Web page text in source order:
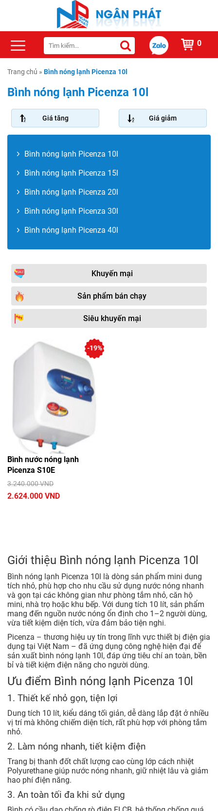
0
Trang chủ » Bình nóng lạnh Picenza 10l
Bình nóng lạnh Picenza 10l
Giá tăng Giá giảm
Bình nóng lạnh Picenza 10l
Bình nóng lạnh Picenza 15l
Bình nóng lạnh Picenza 20l
Bình nóng lạnh Picenza 30l
Bình nóng lạnh Picenza 40l
Khuyến mại
Sản phẩm bán chạy
Siêu khuyến mại
Bình nước nóng lạnh
Picenza S10E
3.240.000 VND
2.624.000 VND
-19%
Giới thiệu Bình nóng lạnh Picenza 10l
Bình nóng lạnh Picenza 10l là dòng sản phẩm mini dung
tích nhỏ, phù hợp cho nhu cầu sử dụng nước nóng nhanh
và gọn tại các không gian như phòng tắm nhỏ, căn hộ
mini, nhà trọ hoặc khu bếp. Với dung tích 10 lít, sản phẩm
mang đến nguồn nước nóng ổn định cho 1–2 người dùng,
vừa tiết kiệm diện tích, vừa đảm bảo tiện nghi.
Picenza – thương hiệu uy tín trong lĩnh vực thiết bị điện gia
dụng tại Việt Nam – đã ứng dụng công nghệ hiện đại để
sản xuất bình nóng lạnh 10l, đáp ứng tiêu chí an toàn, bền
bỉ và tiết kiệm điện năng cho người dùng.
Ưu điểm Bình nóng lạnh Picenza 10l
1. Thiết kế nhỏ gọn, tiện lợi
Dung tích 10 lít, kiểu dáng tối giản, dễ dàng lắp đặt ở nhiều
vị trí mà không chiếm diện tích, rất phù hợp với phòng tắm
nhỏ.
2. Làm nóng nhanh, tiết kiệm điện
Trang bị thanh đốt chất lượng cao cùng lớp cách nhiệt
Polyurethane giúp nước nóng nhanh, giữ nhiệt lâu và giảm
hao phí điện năng.
3. An toàn tối đa khi sử dụng